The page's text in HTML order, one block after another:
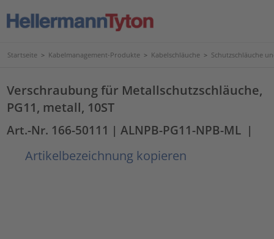
Startseite > Kabelmanagement-Produkte > Kabelschläuche > Schutzschläuche
Verschraubung für Metallschutzschläuche,
PG11, metall, 10ST
Art.-Nr. 166-50111 | ALNPB-PG11-NPB-ML |
Artikelbezeichnung kopieren